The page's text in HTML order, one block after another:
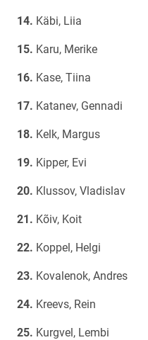
Käbi, Liia
Karu, Merike
Kase, Tiina
Katanev, Gennadi
Kelk, Margus
Kipper, Evi
Klussov, Vladislav
Kõiv, Koit
Koppel, Helgi
Kovalenok, Andres
Kreevs, Rein
Kurgvel, Lembi